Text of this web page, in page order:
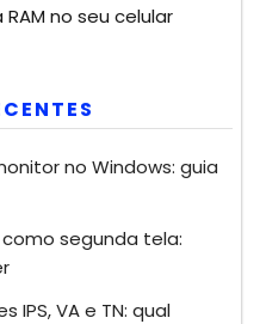
no seu celular
no Windows: guia
segunda tela:
IPS, VA e TN: qual